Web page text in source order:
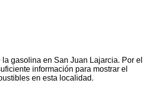
gasolina en San Juan Lajarcia. Por el
información para mostrar el
en esta localidad.